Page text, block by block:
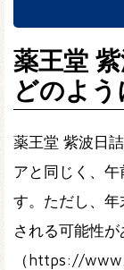
薬王堂
どのよ
薬王堂 紫波日
アと同じく、
す。ただし、
される可能性
（https://